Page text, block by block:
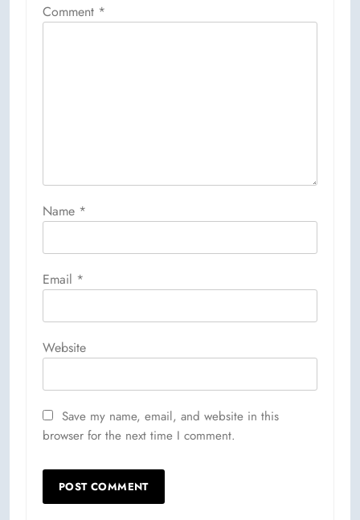
Comment *
Name *
Email *
Website
Save my name, email, and website in this
browser for the next time I comment.